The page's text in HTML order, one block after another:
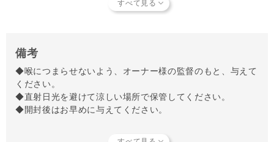
備考
◆喉につまらせないよう、オーナー様の監督のもと、与えて
ください。
◆直射日光を避けて涼しい場所で保管してください。
◆開封後はお早めに与えてください。